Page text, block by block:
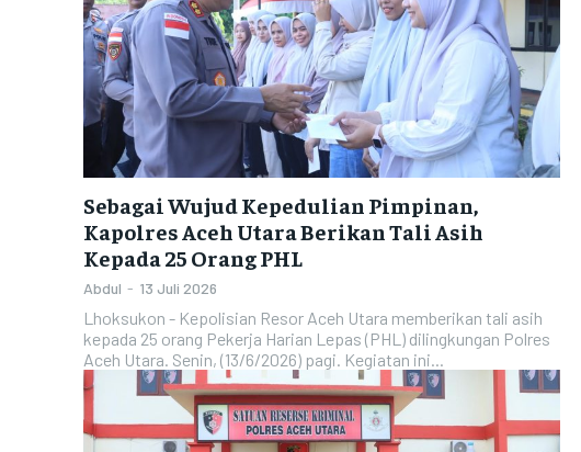
POLRES BIREUEN
POLRES ACEH UTARA
POLRES ACEH TIMUR
POLRES ACEH TENGGARA
POLRES ACEH BARAT
POLRES NAGAN RAYA
POLRES ACEH JAYA
POLRES GAYO LUES
POLRES ACEH TENGAH
POLRES ACEH TAMIANG
POLRES BIREUEN
POLRES ACEH UTARA
POLRES ACEH TIMUR
POLRES ACEH TENGGARA
POLRES ACEH BARAT
POLRES NAGAN RAYA
POLRES ACEH JAYA
POLRES GAYO LUES
POLRES ACEH TENGAH
POLRES ACEH TAMIANG
Sebagai Wujud Kepedulian Pimpinan,
Kapolres Aceh Utara Berikan Tali Asih
Kepada 25 Orang PHL
Abdul - 13 Juli 2026
Lhoksukon - Kepolisian Resor Aceh Utara memberikan tali asih
kepada 25 orang Pekerja Harian Lepas (PHL) dilingkungan Polres
Aceh Utara. Senin, (13/6/2026) pagi. Kegiatan ini...